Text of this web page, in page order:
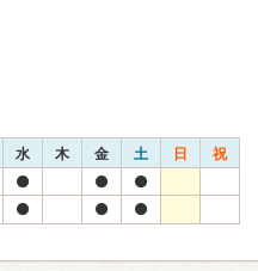
水 木 金 土 日 祝